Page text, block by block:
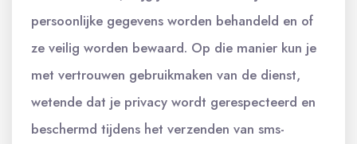
persoonlijke gegevens worden behandeld en of
ze veilig worden bewaard. Op die manier kun je
met vertrouwen gebruikmaken van de dienst,
wetende dat je privacy wordt gerespecteerd en
beschermd tijdens het verzenden van sms-